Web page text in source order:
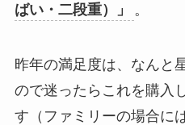
ばい・二段重）」
。
昨年の満足度は、なんと
ので迷ったらこれを購入
す（ファミリーの場合に